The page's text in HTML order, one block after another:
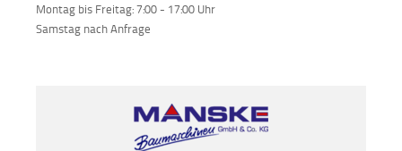
Montag bis Freitag: 7:00 - 17:00 Uhr
Samstag nach Anfrage